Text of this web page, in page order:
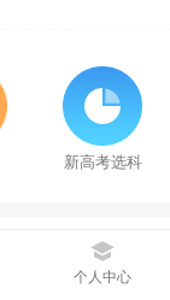
新高考选科
个人中心